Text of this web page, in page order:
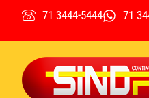
71 3444-5444 71